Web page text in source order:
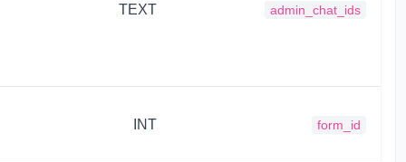
admin_chat_ids
TEXT
form_id
INT